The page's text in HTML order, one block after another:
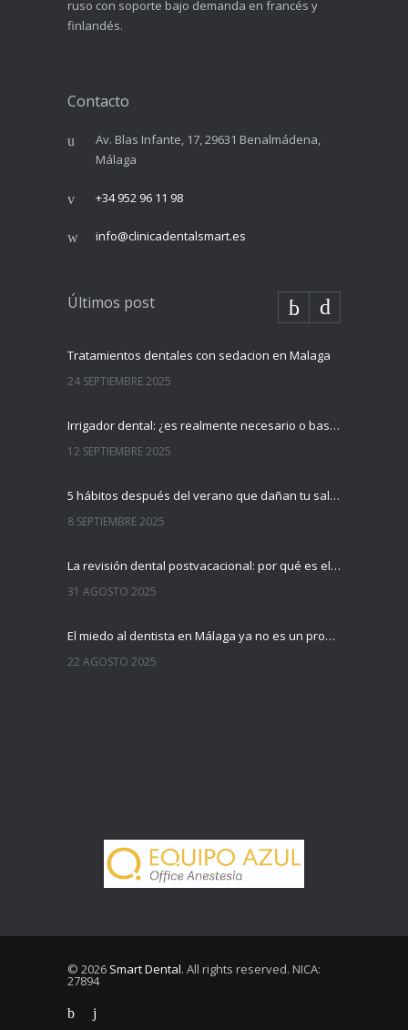
ruso con soporte bajo demanda en francés y
finlandés.
Contacto
Av. Blas Infante, 17, 29631 Benalmádena,
Málaga
+34 952 96 11 98
info@clinicadentalsmart.es
Últimos post
Tratamientos dentales con sedacion en Malaga
24 SEPTIEMBRE 2025
Irrigador dental: ¿es realmente necesario o basta con el cepillo?
12 SEPTIEMBRE 2025
5 hábitos después del verano que dañan tu salud dental (y cómo evitarlos)
8 SEPTIEMBRE 2025
La revisión dental postvacacional: por qué es el mejor momento para hacerla
31 AGOSTO 2025
El miedo al dentista en Málaga ya no es un problema
22 AGOSTO 2025
© 2026 Smart Dental. All rights reserved. NICA:
27894